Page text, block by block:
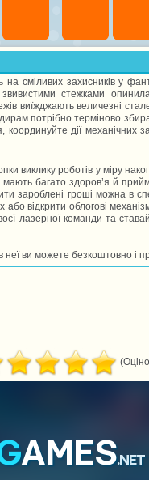
на сміливих захисників у
стежками
виїжджають величезні
потрібно терміново
дії механічних
виклику роботів у міру
багато здоров’я й
зароблені гроші можна
або відкрити облогові
лазерної команди та
неї ви можете безкоштовно і